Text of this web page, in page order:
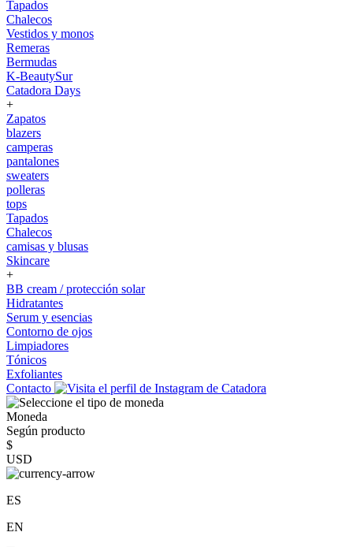
Tapados
Chalecos
Vestidos y monos
Remeras
Bermudas
K-BeautySur
Catadora Days
+
Zapatos
blazers
camperas
pantalones
sweaters
polleras
tops
Tapados
Chalecos
camisas y blusas
Skincare
+
BB cream / protección solar
Hidratantes
Serum y esencias
Contorno de ojos
Limpiadores
Tónicos
Exfoliantes
Contacto
Moneda
Según producto
$
USD
ES
EN